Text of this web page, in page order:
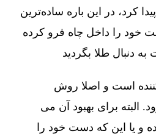
کرد، در این باره ساده‌ترین
را داخل چاه فرو کرده
به دنبال طلا بگردید
است و اصلا روش
البته برای بهبود آن می
و یا این که دست خود را